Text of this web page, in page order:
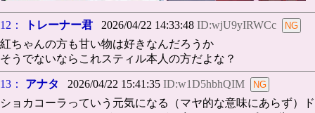
12： トレーナー君 2026/04/22 14:33:48 ID:wjU9yIRWCc
紅ちゃんの方も甘い物は好きなんだろうか
そうでないならこれスティル本人の方だよな？
13： アナタ 2026/04/22 15:41:35 ID:w1D5hbhQIM
ショカコーラっていう元気になる（マヤ的な意味にあらず）ド